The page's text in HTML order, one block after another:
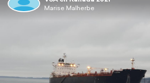
Marise Malherbe